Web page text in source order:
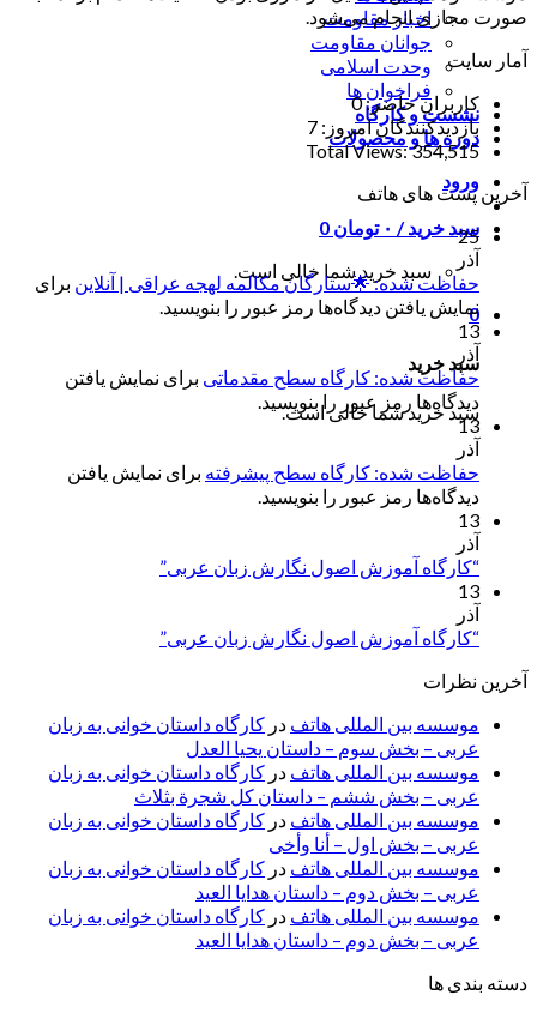
اخبار مقاومت
جوانان مقاومت
وحدت اسلامی
فراخوان ها
نشست و کارگاه
دوره ها و محصولات
ورود
سبد خرید / ۰ تومان 0
سبد خرید شما خالی است.
0
سبد خرید
سبد خرید شما خالی است.
صورت مجازی انجام می‌شود.
آمار سایت
کاربران حاضر:0
بازدیدکنندگان امروز: 7
Total Views:354,515
آخرین پست های هاتف
25
آذر
حفاظت شده: 🌟ستارگان مکالمه لهجه عراقی | آنلاین برای
نمایش یافتن دیدگاه‌ها رمز عبور را بنویسید.
13
آذر
حفاظت شده: کارگاه سطح مقدماتی برای نمایش یافتن
دیدگاه‌ها رمز عبور را بنویسید.
13
آذر
حفاظت شده: کارگاه سطح پیشرفته برای نمایش یافتن
دیدگاه‌ها رمز عبور را بنویسید.
13
آذر
“کارگاه آموزش اصول نگارش زبان عربی”
13
آذر
“کارگاه آموزش اصول نگارش زبان عربی”
آخرین نظرات
موسسه بین المللی هاتف در کارگاه داستان خوانی به زبان
عربی – بخش سوم – داستان یحیا العدل
موسسه بین المللی هاتف در کارگاه داستان خوانی به زبان
عربی – بخش ششم – داستان کل شجرة بثلاث
موسسه بین المللی هاتف در کارگاه داستان خوانی به زبان
عربی – بخش اول – أنا وأخی
موسسه بین المللی هاتف در کارگاه داستان خوانی به زبان
عربی – بخش دوم – داستان هدایا العید
موسسه بین المللی هاتف در کارگاه داستان خوانی به زبان
عربی – بخش دوم – داستان هدایا العید
دسته بندی ها